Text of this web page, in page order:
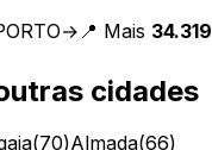
→ 📍 Mais 34.319
cidades
(70)Almada(66)